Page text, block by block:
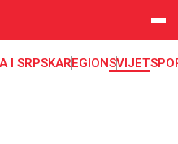
I SRPSKAREGIONSVIJET